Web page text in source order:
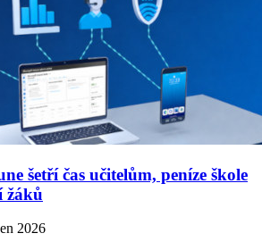
šetří čas učitelům, peníze škole
žáků
2026